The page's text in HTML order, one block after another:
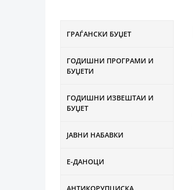
ГРАЃАНСКИ БУЏЕТ
ГОДИШНИ ПРОГРАМИ И
БУЏЕТИ
ГОДИШНИ ИЗВЕШТАИ И
БУЏЕТ
ЈАВНИ НАБАВКИ
Е-ДАНОЦИ